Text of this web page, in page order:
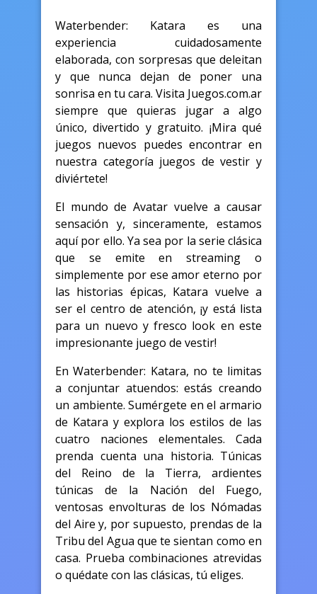
Waterbender: Katara es una
experiencia cuidadosamente
elaborada, con sorpresas que deleitan
y que nunca dejan de poner una
sonrisa en tu cara. Visita Juegos.com.ar
siempre que quieras jugar a algo
único, divertido y gratuito. ¡Mira qué
juegos nuevos puedes encontrar en
nuestra categoría juegos de vestir y
diviértete!
El mundo de Avatar vuelve a causar
sensación y, sinceramente, estamos
aquí por ello. Ya sea por la serie clásica
que se emite en streaming o
simplemente por ese amor eterno por
las historias épicas, Katara vuelve a
ser el centro de atención, ¡y está lista
para un nuevo y fresco look en este
impresionante juego de vestir!
En Waterbender: Katara, no te limitas
a conjuntar atuendos: estás creando
un ambiente. Sumérgete en el armario
de Katara y explora los estilos de las
cuatro naciones elementales. Cada
prenda cuenta una historia. Túnicas
del Reino de la Tierra, ardientes
túnicas de la Nación del Fuego,
ventosas envolturas de los Nómadas
del Aire y, por supuesto, prendas de la
Tribu del Agua que te sientan como en
casa. Prueba combinaciones atrevidas
o quédate con las clásicas, tú eliges.